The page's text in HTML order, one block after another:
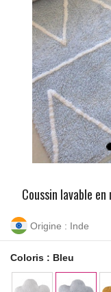
Coussin lavable
Origine : Inde
Coloris : Bleu